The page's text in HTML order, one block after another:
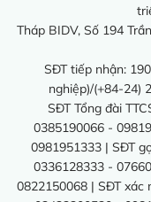
Tháp BIDV, Số 194
SĐT tiếp nhận:
nghiệp)/(+84-24)
SĐT Tổng đài
0385190066 -
0981951333 | SĐT
0336128333 -
0822150068 | SĐT xác